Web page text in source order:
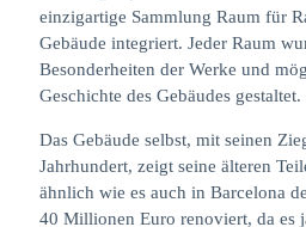
einzigartige Sammlung Raum für
Gebäude integriert. Jeder Raum
Besonderheiten der Werke und
Geschichte des Gebäudes gestaltet.
Das Gebäude selbst, mit seinen
Jahrhundert, zeigt seine älteren
ähnlich wie es auch in Barcelona
40 Millionen Euro renoviert, da es